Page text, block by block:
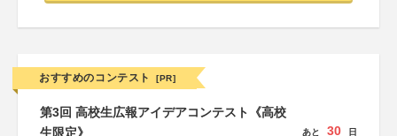
おすすめのコンテスト [PR]
第3回 高校生広報アイデアコンテスト《高校
生限定》
あと 30 日